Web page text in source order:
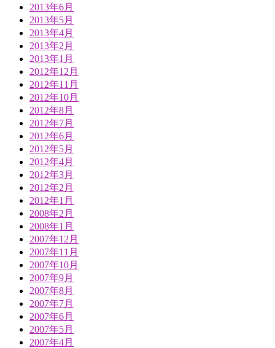
2013年6月
2013年5月
2013年4月
2013年2月
2013年1月
2012年12月
2012年11月
2012年10月
2012年8月
2012年7月
2012年6月
2012年5月
2012年4月
2012年3月
2012年2月
2012年1月
2008年2月
2008年1月
2007年12月
2007年11月
2007年10月
2007年9月
2007年8月
2007年7月
2007年6月
2007年5月
2007年4月